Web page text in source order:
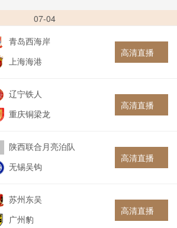
07-04
青岛西海岸
上海海港
高清直播
辽宁铁人
重庆铜梁龙
高清直播
陕西联合月亮泊队
无锡吴钩
高清直播
苏州东吴
广州豹
高清直播